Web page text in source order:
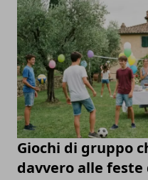
Giochi di gruppo
davvero alle